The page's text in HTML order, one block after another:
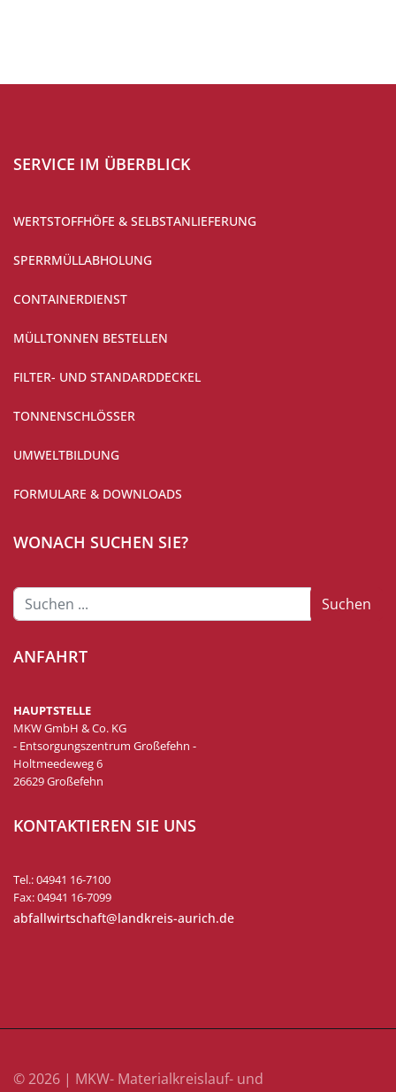
SERVICE IM ÜBERBLICK
WERTSTOFFHÖFE & SELBSTANLIEFERUNG
SPERRMÜLLABHOLUNG
CONTAINERDIENST
MÜLLTONNEN BESTELLEN
FILTER- UND STANDARDDECKEL
TONNENSCHLÖSSER
UMWELTBILDUNG
FORMULARE & DOWNLOADS
WONACH SUCHEN SIE?
Suchen
...
Suchen
ANFAHRT
HAUPTSTELLE
MKW GmbH & Co. KG
- Entsorgungszentrum Großefehn -
Holtmeedeweg 6
26629 Großefehn
KONTAKTIEREN SIE UNS
Tel.: 04941 16-7100
Fax: 04941 16-7099
abfallwirtschaft@landkreis-aurich.de
© 2026 | MKW- Materialkreislauf- und